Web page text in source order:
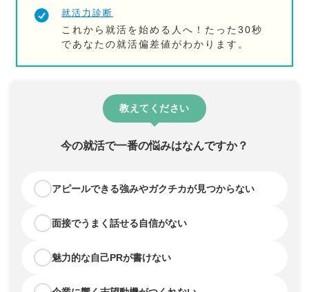
就活力診断
これから就活を始める人へ！たった30秒
であなたの就活偏差値がわかります。